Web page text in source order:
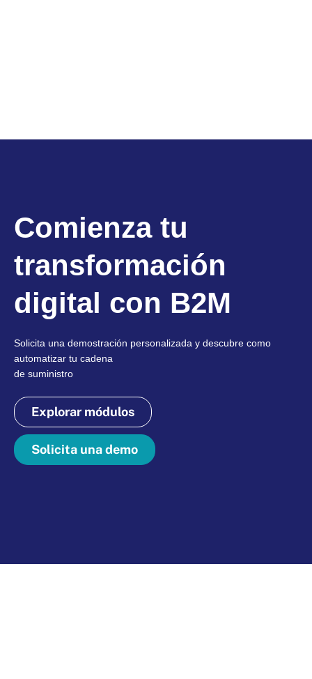
Comienza tu
transformación
digital con B2M
Solicita una demostración personalizada y descubre como
automatizar tu cadena
de suministro
Explorar módulos
Solicita una demo